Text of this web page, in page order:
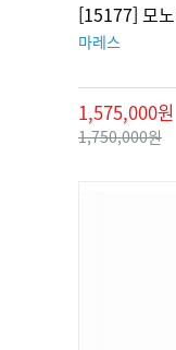
[15177] 모
마레스
1,575,000원
1,750,000원